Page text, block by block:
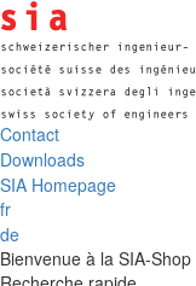
Contact
Downloads
SIA Homepage
fr
de
Bienvenue à la SIA-Shop